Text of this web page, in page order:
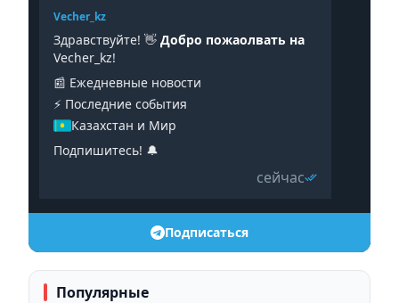
Vecher_kz
Здравствуйте! 👋 Добро пожаолвать на
Vecher_kz!
📰 Ежедневные новости
⚡️ Последние события
Казахстан и Мир
Подпишитесь! 🔔
сейчас
Подписаться
Популярные